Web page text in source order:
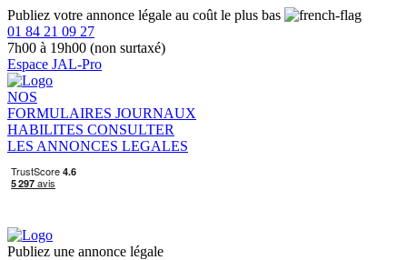
Publiez votre annonce légale au coût le plus bas
01 84 21 09 27
7h00 à 19h00 (non surtaxé)
Espace JAL-Pro
NOS
FORMULAIRES JOURNAUX
HABILITES CONSULTER
LES ANNONCES LEGALES
Publiez une annonce légale